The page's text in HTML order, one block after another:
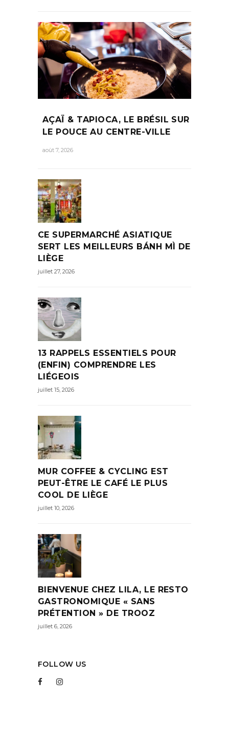
AÇAÏ & TAPIOCA, LE BRÉSIL SUR
LE POUCE AU CENTRE-VILLE
août 7, 2026
CE SUPERMARCHÉ ASIATIQUE
SERT LES MEILLEURS BÁNH MÌ DE
LIÈGE
juillet 27, 2026
13 RAPPELS ESSENTIELS POUR
(ENFIN) COMPRENDRE LES
LIÉGEOIS
juillet 15, 2026
MUR COFFEE & CYCLING EST
PEUT-ÊTRE LE CAFÉ LE PLUS
COOL DE LIÈGE
juillet 10, 2026
BIENVENUE CHEZ LILA, LE RESTO
GASTRONOMIQUE « SANS
PRÉTENTION » DE TROOZ
juillet 6, 2026
FOLLOW US